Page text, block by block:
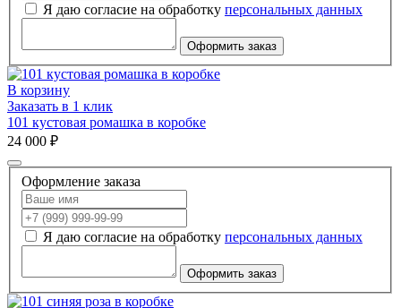
Я даю согласие на обработку персональных данных
Оформить заказ
В корзину
Заказать в 1 клик
101 кустовая ромашка в коробке
24 000 ₽
Оформление заказа
Я даю согласие на обработку персональных данных
Оформить заказ